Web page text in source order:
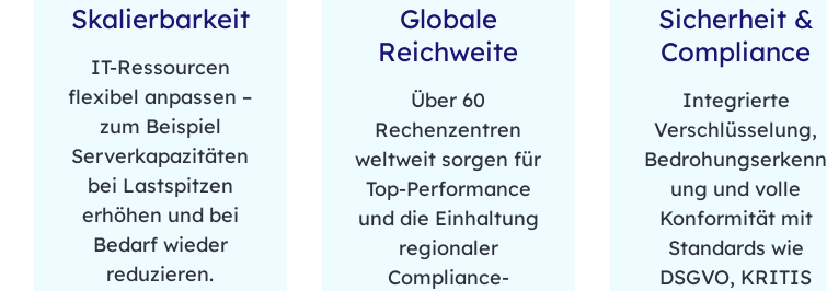
Skalierbarkeit
IT-Ressourcen
flexibel anpassen –
zum Beispiel
Serverkapazitäten
bei Lastspitzen
erhöhen und bei
Bedarf wieder
reduzieren.
Globale
Reichweite
Über 60
Rechenzentren
weltweit sorgen für
Top-Performance
und die Einhaltung
regionaler
Compliance-
Sicherheit &
Compliance
Integrierte
Verschlüsselung,
Bedrohungserkenn
ung und volle
Konformität mit
Standards wie
DSGVO, KRITIS